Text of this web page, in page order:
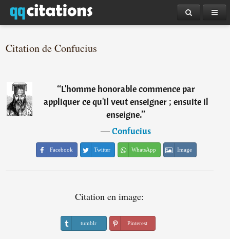
Citation de Confucius
“L'homme honorable commence par
appliquer ce qu'il veut enseigner ; ensuite il
enseigne.”
―Confucius
Facebook Twitter WhatsApp Image
Citation en image:
tumblr Pinterest